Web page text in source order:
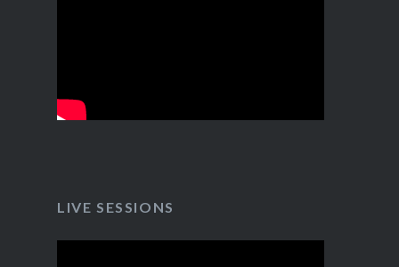
LIVE SESSIONS